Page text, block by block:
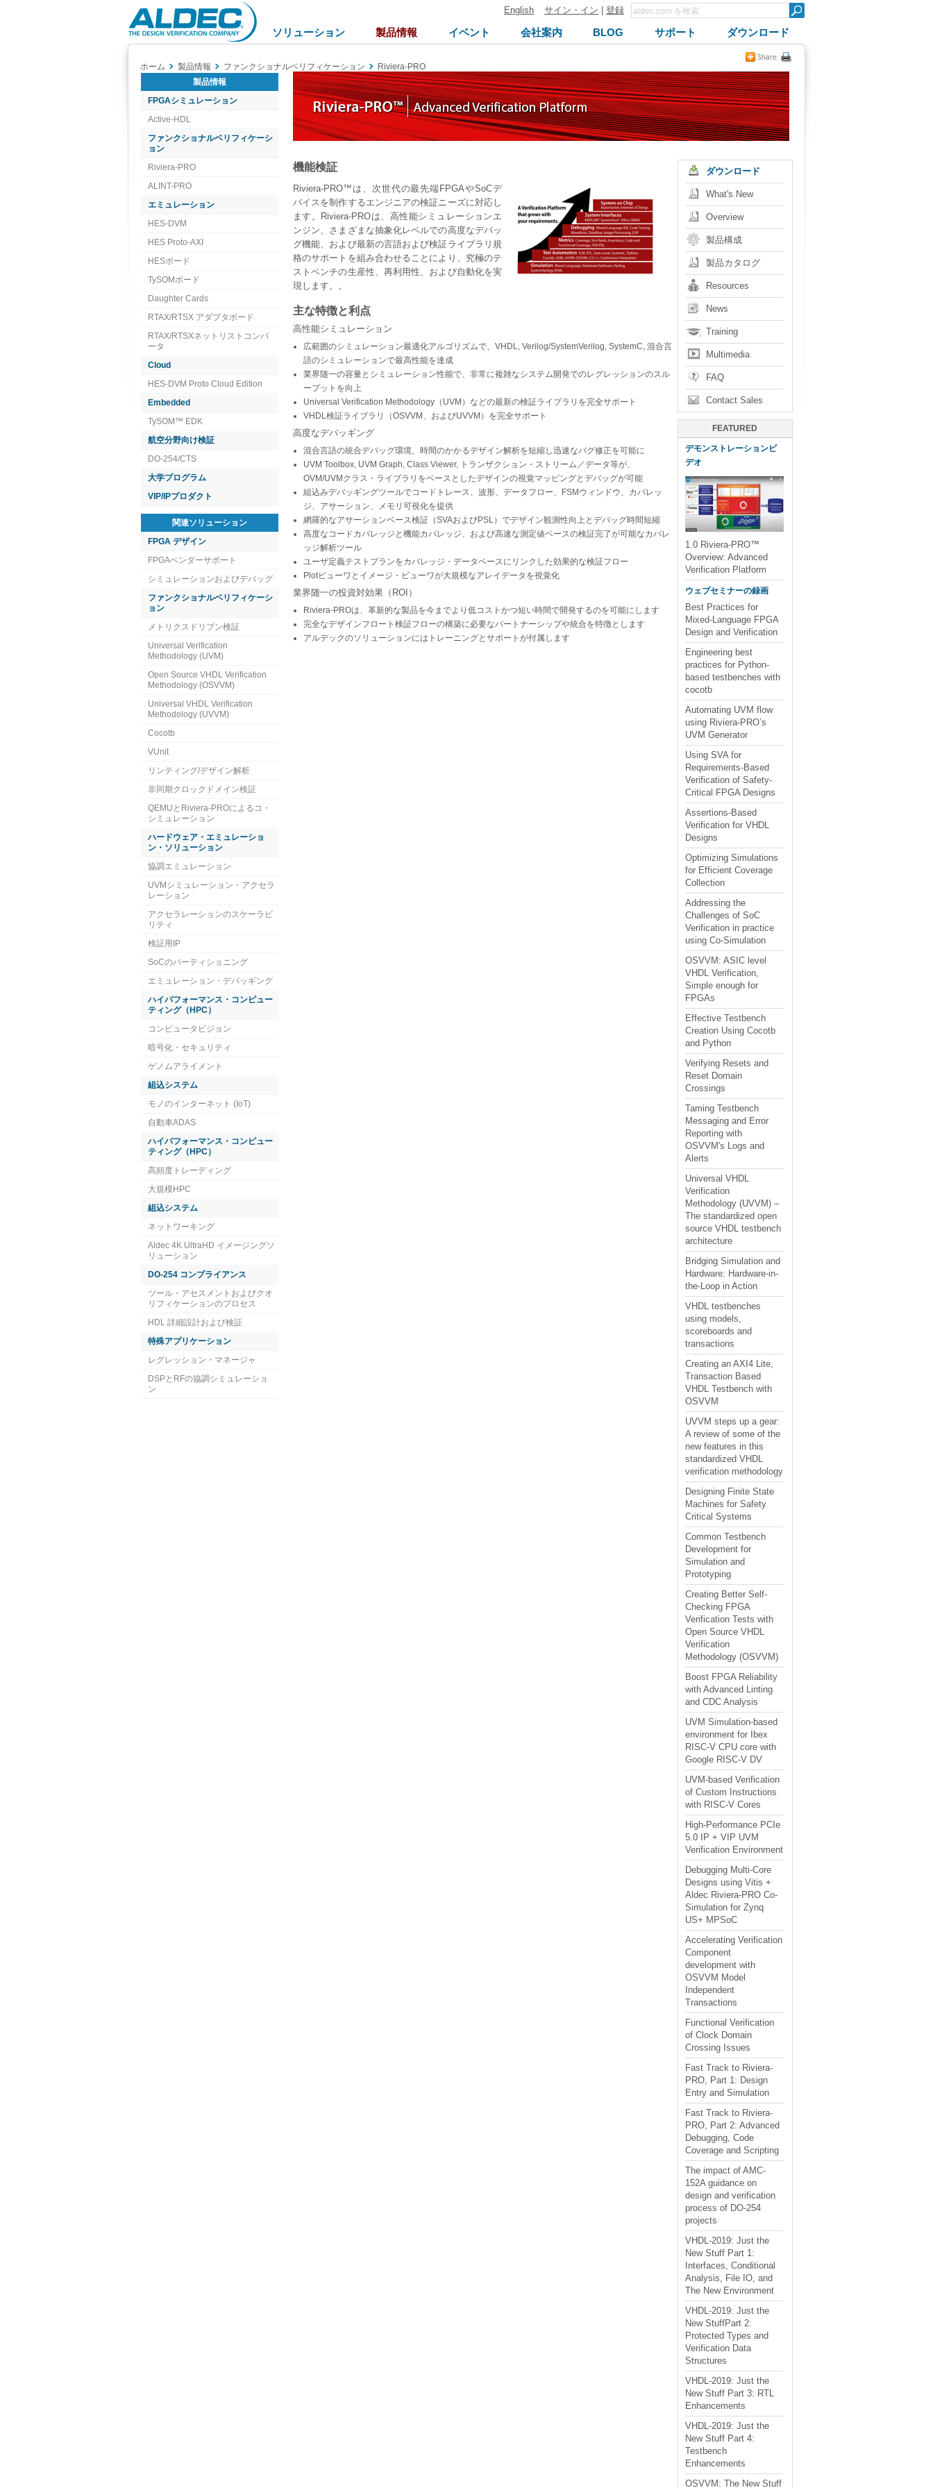
Aldec
Logo
English サイン・イン 登録
ソリューション 製品情報 イベント 会社案内 BLOG サポート ダウンロード
ホーム 製品情報 ファンクショナルベリフィケーション
Riviera-PRO
製品情報
FPGAシミュレーション
Active-HDL
ファンクショナルベリフィケーシ
ョン
Riviera-PRO
ALINT-PRO
エミュレーション
HES-DVM
HES Proto-AXI
HESボード
TySOMボード
Daughter Cards
RTAX/RTSX アダプタボード
RTAX/RTSXネットリストコンバ
ータ
Cloud
HES-DVM Proto Cloud Edition
Embedded
TySOM™ EDK
航空分野向け検証
DO-254/CTS
大学プログラム
VIP/IPプロダクト
関連ソリューション
FPGA デザイン
FPGAベンダーサポート
シミュレーションおよびデバッグ
ファンクショナルベリフィケーシ
ョン
メトリクスドリブン検証
Universal Verification
Methodology (UVM)
Open Source VHDL Verification
Methodology (OSVVM)
Universal VHDL Verification
Methodology (UVVM)
Cocotb
VUnit
リンティング/デザイン解析
非同期クロックドメイン検証
QEMUとRiviera-PROによるコ・
シミュレーション
ハードウェア・エミュレーショ
ン・ソリューション
協調エミュレーション
UVMシミュレーション・アクセラ
レーション
アクセラレーションのスケーラビ
リティ
検証用IP
SoCのパーティショニング
エミュレーション・デバッギング
ハイパフォーマンス・コンピュー
ティング（HPC）
コンピュータビジョン
暗号化・セキュリティ
ゲノムアライメント
組込システム
モノのインターネット (IoT)
自動車ADAS
ハイパフォーマンス・コンピュー
ティング（HPC）
高頻度トレーディング
大規模HPC
組込システム
ネットワーキング
Aldec 4K UltraHD イメージングソ
リューション
DO-254 コンプライアンス
ツール・アセスメントおよびクオ
リフィケーションのプロセス
HDL 詳細設計および検証
特殊アプリケーション
レグレッション・マネージャ
DSPとRFの協調シミュレーショ
ン
ダウンロード
What's New
Overview
製品構成
製品カタログ
Resources
News
Training
Multimedia
FAQ
Contact Sales
機能検証
Riviera-PRO™は、次世代の最先端FPGAやSoCデ
バイスを制作するエンジニアの検証ニーズに対応し
ます。Riviera-PROは、高性能シミュレーションエ
ンジン、さまざまな抽象化レベルでの高度なデバッ
グ機能、および最新の言語および検証ライブラリ規
格のサポートを組み合わせることにより、究極のテ
ストベンチの生産性、再利用性、および自動化を実
現します。。
主な特徴と利点
高性能シミュレーション
広範囲のシミュレーション最適化アルゴリズムで、VHDL, Verilog/SystemVerilog, SystemC, 混合言
語のシミュレーションで最高性能を達成
業界随一の容量とシミュレーション性能で、非常に複雑なシステム開発でのレグレッションのスル
ープットを向上
Universal Verification Methodology（UVM）などの最新の検証ライブラリを完全サポート
VHDL検証ライブラリ（OSVVM、およびUVVM）を完全サポート
高度なデバッギング
混合言語の統合デバッグ環境、時間のかかるデザイン解析を短縮し迅速なバグ修正を可能に
UVM Toolbox, UVM Graph, Class Viewer, トランザクション・ストリーム／データ等が、
OVM/UVMクラス・ライブラリをベースとしたデザインの視覚マッピングとデバッグが可能
組込みデバッギングツールでコードトレース、波形、データフロー、FSMウィンドウ、カバレッ
ジ、アサーション、メモリ可視化を提供
網羅的なアサーションベース検証（SVAおよびPSL）でデザイン観測性向上とデバッグ時間短縮
高度なコードカバレッジと機能カバレッジ、および高速な測定値ベースの検証完了が可能なカバレ
ッジ解析ツール
ユーザ定義テストプランをカバレッジ・データベースにリンクした効果的な検証フロー
Plotビューワとイメージ・ビューワが大規模なアレイデータを視覚化
業界随一の投資対効果（ROI）
Riviera-PROは、革新的な製品を今までより低コストかつ短い時間で開発するのを可能にします
完全なデザインフロート検証フローの構築に必要なパートナーシップや統合を特徴とします
アルデックのソリューションにはトレーニングとサポートが付属します
FEATURED
デモンストレーションビ
デオ
1.0 Riviera-PRO™
Overview: Advanced
Verification Platform
ウェブセミナーの録画
Best Practices for
Mixed-Language FPGA
Design and Verification
Engineering best
practices for Python-
based testbenches with
cocotb
Automating UVM flow
using Riviera-PRO’s
UVM Generator
Using SVA for
Requirements-Based
Verification of Safety-
Critical FPGA Designs
Assertions-Based
Verification for VHDL
Designs
Optimizing Simulations
for Efficient Coverage
Collection
Addressing the
Challenges of SoC
Verification in practice
using Co-Simulation
OSVVM: ASIC level
VHDL Verification,
Simple enough for
FPGAs
Effective Testbench
Creation Using Cocotb
and Python
Verifying Resets and
Reset Domain
Crossings
Taming Testbench
Messaging and Error
Reporting with
OSVVM's Logs and
Alerts
Universal VHDL
Verification
Methodology (UVVM) –
The standardized open
source VHDL testbench
architecture
Bridging Simulation and
Hardware: Hardware-in-
the-Loop in Action
VHDL testbenches
using models,
scoreboards and
transactions
Creating an AXI4 Lite,
Transaction Based
VHDL Testbench with
OSVVM
UVVM steps up a gear:
A review of some of the
new features in this
standardized VHDL
verification methodology
Designing Finite State
Machines for Safety
Critical Systems
Common Testbench
Development for
Simulation and
Prototyping
Creating Better Self-
Checking FPGA
Verification Tests with
Open Source VHDL
Verification
Methodology (OSVVM)
Boost FPGA Reliability
with Advanced Linting
and CDC Analysis
UVM Simulation-based
environment for Ibex
RISC-V CPU core with
Google RISC-V DV
UVM-based Verification
of Custom Instructions
with RISC-V Cores
High-Performance PCIe
5.0 IP + VIP UVM
Verification Environment
Debugging Multi-Core
Designs using Vitis +
Aldec Riviera-PRO Co-
Simulation for Zynq
US+ MPSoC
Accelerating Verification
Component
development with
OSVVM Model
Independent
Transactions
Functional Verification
of Clock Domain
Crossing Issues
Fast Track to Riviera-
PRO, Part 1: Design
Entry and Simulation
Fast Track to Riviera-
PRO, Part 2: Advanced
Debugging, Code
Coverage and Scripting
The impact of AMC-
152A guidance on
design and verification
process of DO-254
projects
VHDL-2019: Just the
New Stuff Part 1:
Interfaces, Conditional
Analysis, File IO, and
The New Environment
VHDL-2019: Just the
New StuffPart 2:
Protected Types and
Verification Data
Structures
VHDL-2019: Just the
New Stuff Part 3: RTL
Enhancements
VHDL-2019: Just the
New Stuff Part 4:
Testbench
Enhancements
OSVVM: The New Stuff